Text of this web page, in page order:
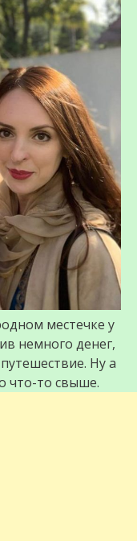
местечке у
немного денег,
Ну а
что-то свыше.